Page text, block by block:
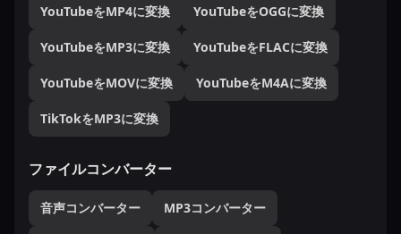
YouTubeをMP4に変換 YouTubeをOGGに変換
YouTubeをMP3に変換 YouTubeをFLACに変換
YouTubeをMOVに変換 YouTubeをM4Aに変換
TikTokをMP3に変換
ファイルコンバーター
音声コンバーター MP3コンバーター